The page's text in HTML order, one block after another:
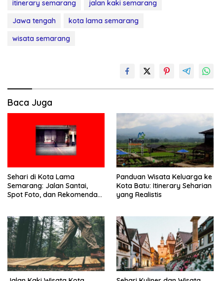
itinerary semarang
jalan kaki semarang
Jawa tengah
kota lama semarang
wisata semarang
Baca Juga
Sehari di Kota Lama
Semarang: Jalan Santai,
Spot Foto, dan Rekomendasi
Panduan Wisata Keluarga ke
Kota Batu: Itinerary Seharian
yang Realistis